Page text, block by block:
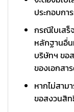
ประกอบกา
กรณีใบเสร็
หลักฐานอื่
บริษัทฯ ขอ
ของเอกสา
หากไม่สาม
ขอสงวนสิท